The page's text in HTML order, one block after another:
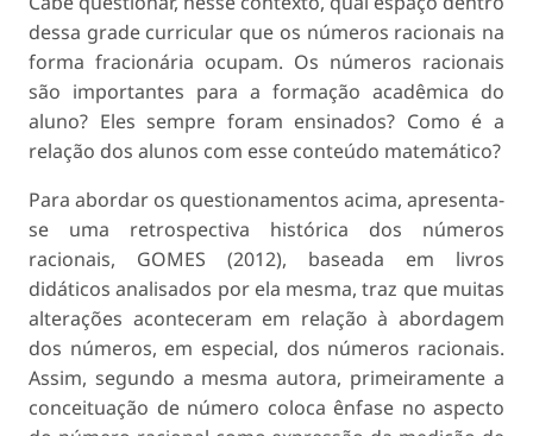
dessa grade curricular que os números racionais na
forma fracionária ocupam. Os números racionais
são importantes para a formação acadêmica do
aluno? Eles sempre foram ensinados? Como é a
relação dos alunos com esse conteúdo matemático?
Para abordar os questionamentos acima, apresenta-
se uma retrospectiva histórica dos números
racionais, GOMES (2012), baseada em livros
didáticos analisados por ela mesma, traz que muitas
alterações aconteceram em relação à abordagem
dos números, em especial, dos números racionais.
Assim, segundo a mesma autora, primeiramente a
conceituação de número coloca ênfase no aspecto